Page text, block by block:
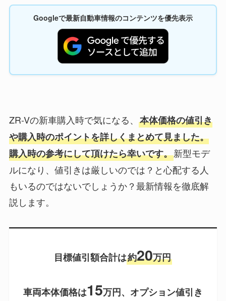
Googleで最新自動車情報のコンテンツを優先表示
ZR-Vの新車購入時で気になる、 本体価格の値引き
や購入時のポイントを詳しくまとめて見ました。
購入時の参考にして頂けたら幸いです。新型モデ
ルになり、値引きは厳しいのでは？と心配する人
もいるのではないでしょうか？最新情報を徹底解
説します。
目標値引額合計は約20万円
車両本体価格は15万円、オプション値引き